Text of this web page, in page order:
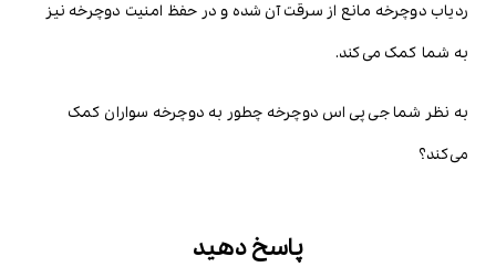
ردیاب دوچرخه مانع از سرقت آن شده و در حفظ امنیت دوچرخه نیز
به شما کمک می‌کند.
به نظر شما جی پی اس دوچرخه چطور به دوچرخه سواران کمک
می‌کند؟
پاسخ دهید